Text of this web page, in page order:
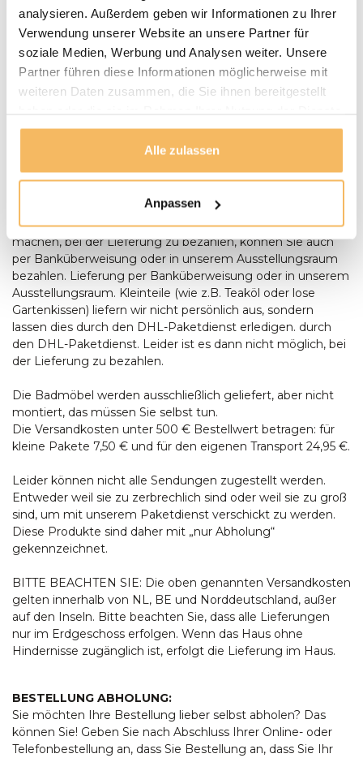
analysieren. Außerdem geben wir Informationen zu Ihrer
Verwendung unserer Website an unsere Partner für
soziale Medien, Werbung und Analysen weiter. Unsere
Partner führen diese Informationen möglicherweise mit
weiteren Daten zusammen, die Sie ihnen bereitgestellt
gesammelt haben.
Alle zulassen
Anpassen
LIEFERN:
Puurteak.de hat einen eigenen Lieferservice und liefert die
Möbel nach Absprache zu Ihnen nach Hause. Wir werden
Wir setzen uns mit Ihnen in Verbindung und vereinbaren
mit Ihnen einen Termin für die Lieferung. Unsere
sollte zum Zeitpunkt der Lieferung zusätzliche Hilfe
anwesend sein, um Aufstellen des Tisches anwesend sein.
können bei der Lieferung mit einem Stift oder in bar
bezahlen, Wenn die Umstände es Ihnen unmöglich
machen, bei der Lieferung zu bezahlen, können Sie auch
per Banküberweisung oder in unserem Ausstellungsraum
bezahlen. Lieferung per Banküberweisung oder in unserem
Ausstellungsraum. Kleinteile (wie z.B. Teaköl oder lose
Gartenkissen) liefern wir nicht persönlich aus, sondern
lassen dies durch den DHL-Paketdienst erledigen. durch
den DHL-Paketdienst. Leider ist es dann nicht möglich, bei
der Lieferung zu bezahlen.
Die Badmöbel werden ausschließlich geliefert, aber nicht
montiert, das müssen Sie selbst tun.
Die Versandkosten unter 500 € Bestellwert betragen: für
kleine Pakete 7,50 € und für den eigenen Transport 24,95 €.
Leider können nicht alle Sendungen zugestellt werden.
Entweder weil sie zu zerbrechlich sind oder weil sie zu groß
sind, um mit unserem Paketdienst verschickt zu werden.
Diese Produkte sind daher mit „nur Abholung“
gekennzeichnet.
BITTE BEACHTEN SIE: Die oben genannten Versandkosten
gelten innerhalb von NL, BE und Norddeutschland, außer
auf den Inseln. Bitte beachten Sie, dass alle Lieferungen
nur im Erdgeschoss erfolgen. Wenn das Haus ohne
Hindernisse zugänglich ist, erfolgt die Lieferung im Haus.
BESTELLUNG ABHOLUNG:
Sie möchten Ihre Bestellung lieber selbst abholen? Das
können Sie! Geben Sie nach Abschluss Ihrer Online- oder
Telefonbestellung an, dass Sie Bestellung an, dass Sie Ihr